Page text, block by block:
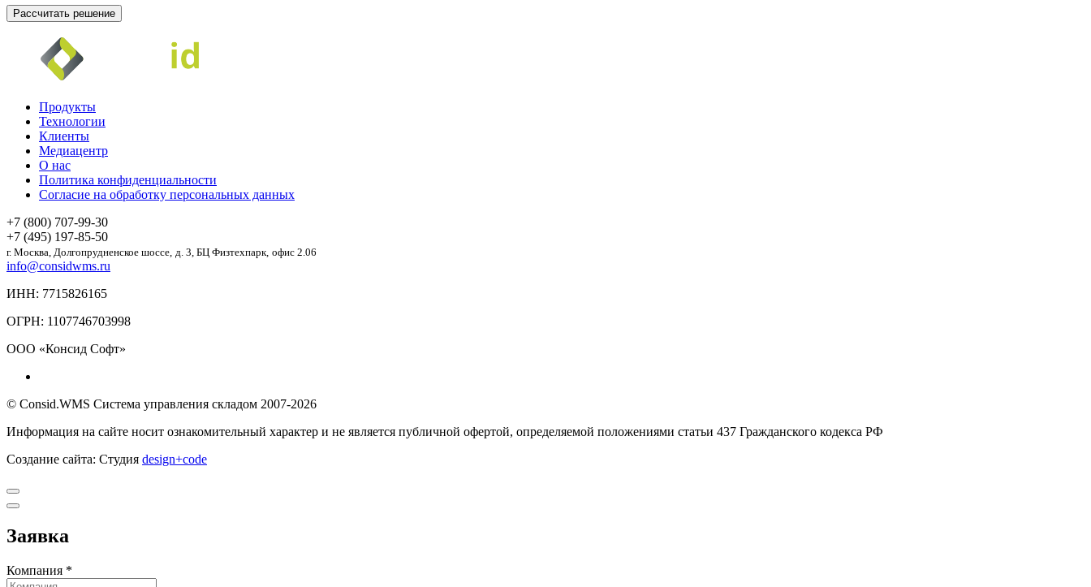
Рассчитать решение
Продукты
Технологии
Клиенты
Медиацентр
О нас
Политика конфиденциальности
Согласие на обработку персональных данных
+7 (800) 707-99-30
+7 (495) 197-85-50
г. Москва, Долгопрудненское шоссе, д. 3, БЦ Физтехпарк, офис 2.06
info@considwms.ru
ИНН: 7715826165
ОГРН: 1107746703998
ООО «Консид Софт»
© Consid.WMS Система управления складом 2007-2026
Информация на сайте носит ознакомительный характер и не является публичной офертой, определяемой положениями статьи 437 Гражданского кодекса РФ
Создание сайта: Студия design+code
Заявка
Компания *